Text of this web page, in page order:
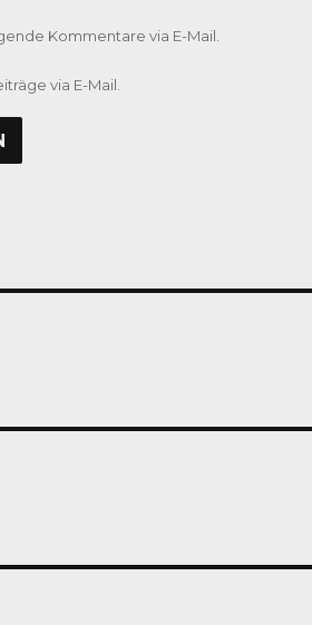
Kommentare via E-Mail.
via E-Mail.